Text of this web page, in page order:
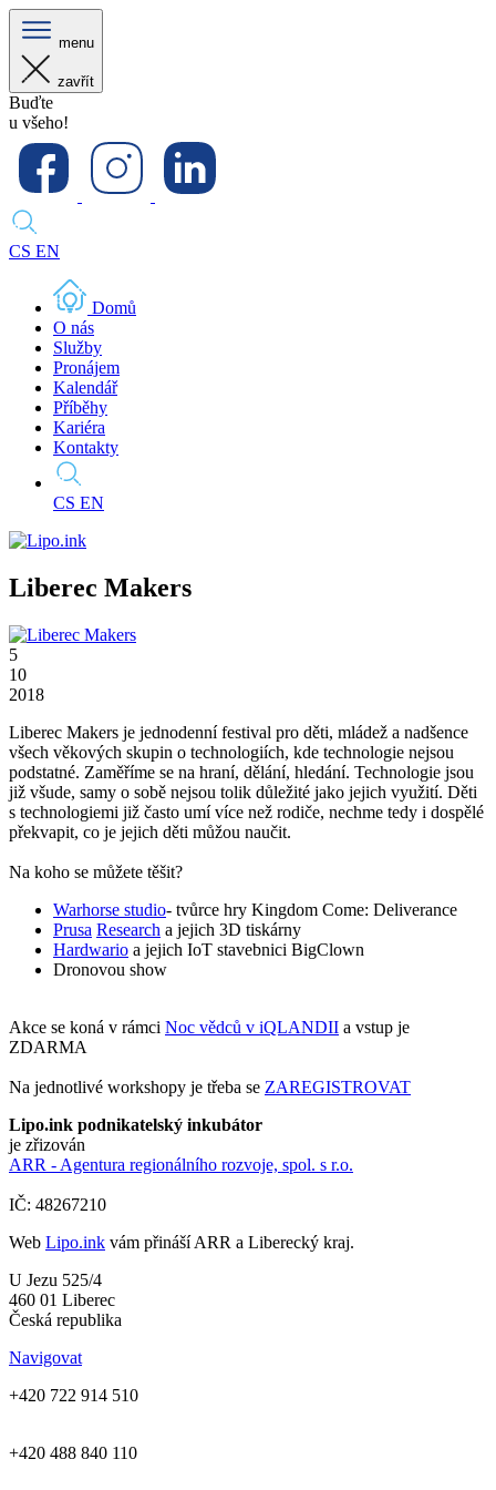
menu
zavřít
Buďte
u všeho!
CS EN
Domů
O nás
Služby
Pronájem
Kalendář
Příběhy
Kariéra
Kontakty
CS EN
Liberec Makers
5
10
2018
Liberec Makers je jednodenní festival pro děti, mládež a nadšence
všech věkových skupin o technologiích, kde technologie nejsou
podstatné. Zaměříme se na hraní, dělání, hledání. Technologie jsou
již všude, samy o sobě nejsou tolik důležité jako jejich využití. Děti
s technologiemi již často umí více než rodiče, nechme tedy i dospělé
překvapit, co je jejich děti můžou naučit.
Na koho se můžete těšit?
Warhorse studio- tvůrce hry Kingdom Come: Deliverance
Prusa Research a jejich 3D tiskárny
Hardwario a jejich IoT stavebnici BigClown
Dronovou show
Akce se koná v rámci Noc vědců v iQLANDII a vstup je
ZDARMA
Na jednotlivé workshopy je třeba se ZAREGISTROVAT
Lipo.ink podnikatelský inkubátor
je zřizován
ARR - Agentura regionálního rozvoje, spol. s r.o.
IČ: 48267210
Web Lipo.ink vám přináší ARR a Liberecký kraj.
U Jezu 525/4
460 01 Liberec
Česká republika
Navigovat
+420 722 914 510
+420 488 840 110